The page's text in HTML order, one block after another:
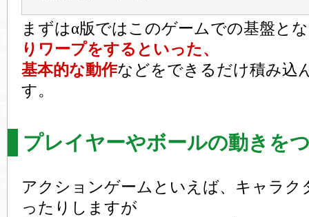
まずはα版ではこのゲームでの基盤と
りワープをするといった、
基本的な動作などをできるだけ積み込
す。
プレイヤーやボールの動きを
アクションゲームといえば、キャラク
ったりしますが